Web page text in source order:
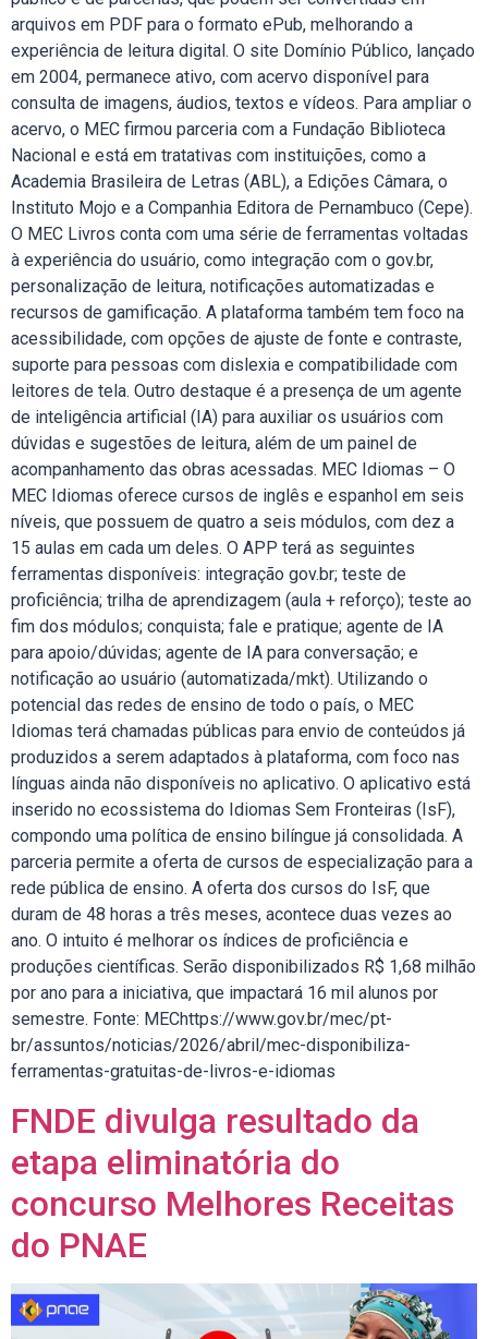
arquivos em PDF para o formato ePub, melhorando a
experiência de leitura digital. O site Domínio Público, lançado
em 2004, permanece ativo, com acervo disponível para
consulta de imagens, áudios, textos e vídeos. Para ampliar o
acervo, o MEC firmou parceria com a Fundação Biblioteca
Nacional e está em tratativas com instituições, como a
Academia Brasileira de Letras (ABL), a Edições Câmara, o
Instituto Mojo e a Companhia Editora de Pernambuco (Cepe).
O MEC Livros conta com uma série de ferramentas voltadas
à experiência do usuário, como integração com o gov.br,
personalização de leitura, notificações automatizadas e
recursos de gamificação. A plataforma também tem foco na
acessibilidade, com opções de ajuste de fonte e contraste,
suporte para pessoas com dislexia e compatibilidade com
leitores de tela. Outro destaque é a presença de um agente
de inteligência artificial (IA) para auxiliar os usuários com
dúvidas e sugestões de leitura, além de um painel de
acompanhamento das obras acessadas. MEC Idiomas – O
MEC Idiomas oferece cursos de inglês e espanhol em seis
níveis, que possuem de quatro a seis módulos, com dez a
15 aulas em cada um deles. O APP terá as seguintes
ferramentas disponíveis: integração gov.br; teste de
proficiência; trilha de aprendizagem (aula + reforço); teste ao
fim dos módulos; conquista; fale e pratique; agente de IA
para apoio/dúvidas; agente de IA para conversação; e
notificação ao usuário (automatizada/mkt). Utilizando o
potencial das redes de ensino de todo o país, o MEC
Idiomas terá chamadas públicas para envio de conteúdos já
produzidos a serem adaptados à plataforma, com foco nas
línguas ainda não disponíveis no aplicativo. O aplicativo está
inserido no ecossistema do Idiomas Sem Fronteiras (IsF),
compondo uma política de ensino bilíngue já consolidada. A
parceria permite a oferta de cursos de especialização para a
rede pública de ensino. A oferta dos cursos do IsF, que
duram de 48 horas a três meses, acontece duas vezes ao
ano. O intuito é melhorar os índices de proficiência e
produções científicas. Serão disponibilizados R$ 1,68 milhão
por ano para a iniciativa, que impactará 16 mil alunos por
semestre. Fonte: MEChttps://www.gov.br/mec/pt-
br/assuntos/noticias/2026/abril/mec-disponibiliza-
ferramentas-gratuitas-de-livros-e-idiomas
FNDE divulga resultado da
etapa eliminatória do
concurso Melhores Receitas
do PNAE